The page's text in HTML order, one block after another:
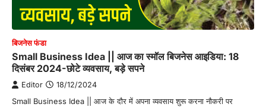
बिजनेस फंडा
Small Business Idea || आज का स्मॉल बिजनेस आइडिया: 18
दिसंबर 2024-छोटे व्यवसाय, बड़े सपने
Editor 18/12/2024
Small Business Idea || आज के दौर में अपना व्यवसाय शुरू करना नौकरी पर